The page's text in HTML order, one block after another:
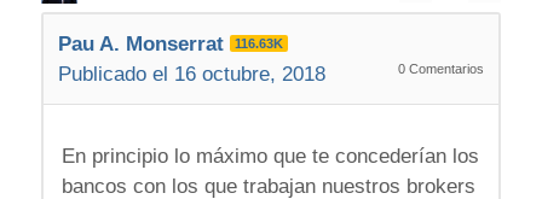
Pau A. Monserrat 116.63K
Publicado el 16 octubre, 2018 0 Comentarios
En principio lo máximo que te concederían los
bancos con los que trabajan nuestros brokers